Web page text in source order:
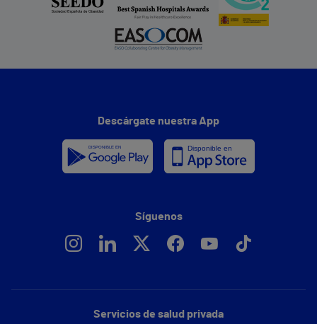
Servicios de salud privada
Descárgate nuestra App
Síguenos